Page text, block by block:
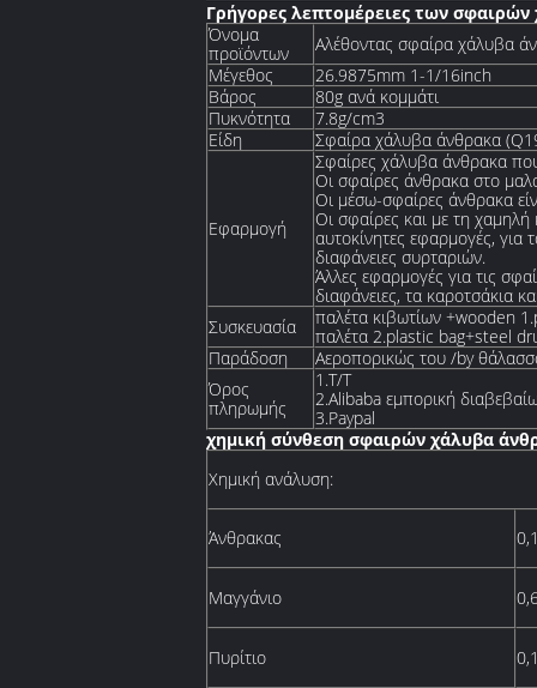
Γρήγορες λεπτομέρειες των σφαιρών
Όνομα
προϊόντων
Αλέθοντας σφαίρα χάλυβα
Μέγεθος
26.9875mm 1-1/16inch
Βάρος
80g ανά κομμάτι
Πυκνότητα
7.8g/cm3
Είδη
Σφαίρα χάλυβα άνθρακα
Εφαρμογή
Σφαίρες χάλυβα άνθρακα
Οι σφαίρες άνθρακα στο
Οι μέσω-σφαίρες άνθρακα
Οι σφαίρες και με τη
αυτοκίνητες εφαρμογές, για
διαφάνειες συρταριών.
Άλλες εφαρμογές για τις
διαφάνειες, τα καροτσάκια
Συσκευασία
παλέτα κιβωτίων +wooden
παλέτα 2.plastic bag+steel
Παράδοση
Αεροπορικώς του /by
Όρος
πληρωμής
1.T/T
2.Alibaba εμπορική
3.Paypal
χημική σύνθεση σφαιρών χάλυβα
Χημική ανάλυση:
Άνθρακας
Μαγγάνιο
Πυρίτιο